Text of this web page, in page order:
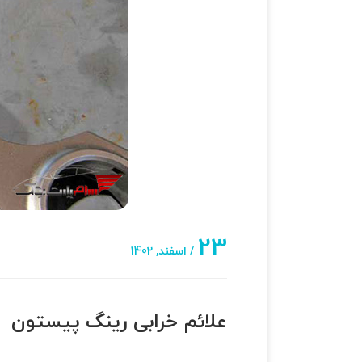
23 / اسفند, 1402
علائم خرابی رینگ پیستون